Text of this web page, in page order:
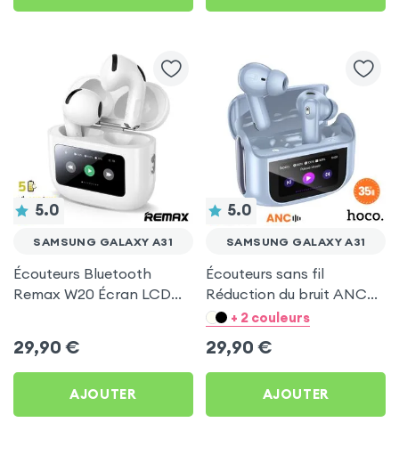
5.0
SAMSUNG GALAXY A31
Écouteurs Bluetooth
Remax W20 Écran LCD
29,90 €
AJOUTER
5.0
SAMSUNG GALAXY A31
Écouteurs sans fil
Réduction du bruit ANC
ENC - Hoco Bleu pour
+ 2 couleurs
29,90 €
AJOUTER